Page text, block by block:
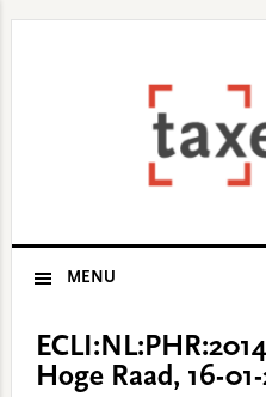
MENU
Hoge Raad, 16-